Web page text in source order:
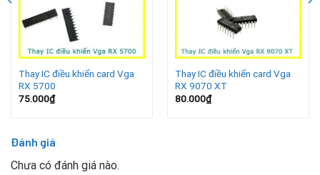
IC quá nóng, cháy nổ hoặc có dấu hiệu hư hỏng vật lý.
Lợi ích khi thay IC điều khiển VGA RX 7800 XT
mượt mà.
Tiết kiệm chi phí so với việc mua card mới.
Thay IC điều khiển card Vga
RX 5700
75.000₫
Thay IC điều khiển card Vga
RX 9070 XT
80.000₫
Đánh giá
Chưa có đánh giá nào.